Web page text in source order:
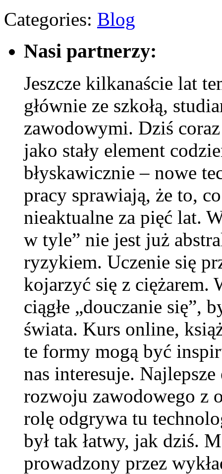
Categories: Blog
Nasi partnerzy:
Jeszcze kilkanaście lat
głównie ze szkołą,
zawodowymi. Dziś
jako stały element
błyskawicznie – nowe
pracy sprawiają, że to,
nieaktualne za pięć lat.
w tyle” nie jest już
ryzykiem. Uczenie się
kojarzyć się z ciężarem.
ciągłe „douczanie się”,
świata. Kurs online,
te formy mogą być
nas interesuje.
rozwoju zawodowego z
rolę odgrywa tu
był tak łatwy, jak dziś.
prowadzony przez